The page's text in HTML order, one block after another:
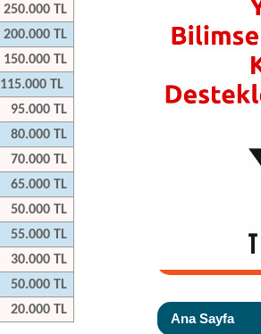
250.000 TL
200.000 TL
150.000 TL
115.000 TL
95.000 TL
80.000 TL
70.000 TL
65.000 TL
50.000 TL
55.000 TL
30.000 TL
50.000 TL
20.000 TL
Ana Sayfa